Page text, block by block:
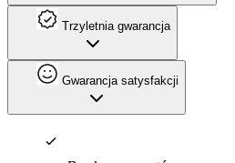
Trzyletnia gwarancja
Gwarancja satysfakcji